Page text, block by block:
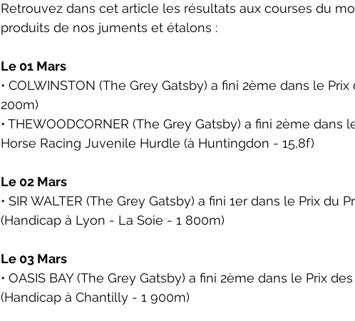
Retrouvez dans cet article les résultats aux courses du
produits de nos juments et étalons :
Le 01 Mars
• COLWINSTON (The Grey Gatsby) a fini 2ème dans le Prix
200m)
• THEWOODCORNER (The Grey Gatsby) a fini 2ème dans
Horse Racing Juvenile Hurdle (à Huntingdon - 15,8f)
Le 02 Mars
• SIR WALTER (The Grey Gatsby) a fini 1er dans le Prix du
(Handicap à Lyon - La Soie - 1 800m)
Le 03 Mars
• OASIS BAY (The Grey Gatsby) a fini 2ème dans le Prix
(Handicap à Chantilly - 1 900m)